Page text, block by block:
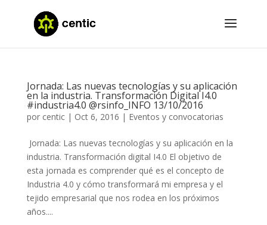
Jornada: Las nuevas tecnologías y su aplicación
en la industria. Transformación Digital I4.0
#industria4.0 @rsinfo_INFO 13/10/2016
por centic| Oct 6, 2016 | Eventos y convocatorias
Jornada: Las nuevas tecnologías y su aplicación en la
industria. Transformación digital I4.0 El objetivo de
esta jornada es comprender qué es el concepto de
Industria 4.0 y cómo transformará mi empresa y el
tejido empresarial que nos rodea en los próximos
años....